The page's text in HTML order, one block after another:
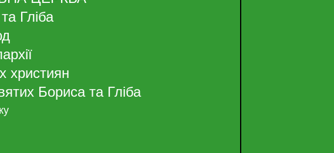
Гліба
християн
Бориса та Гліба